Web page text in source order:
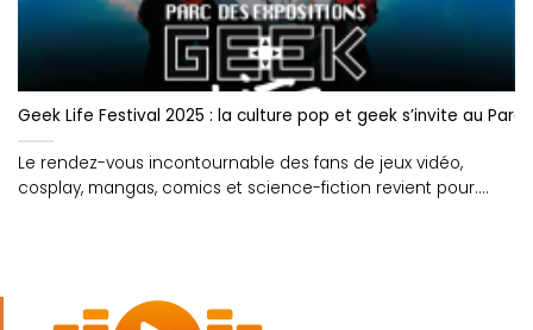
Geek Life Festival 2025 : la culture pop et geek s’invite au Parc
Le rendez-vous incontournable des fans de jeux vidéo,
cosplay, mangas, comics et science-fiction revient pour....